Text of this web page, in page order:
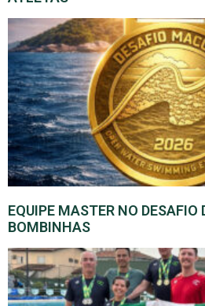
EQUIPE MASTER NO DESAFIO
BOMBINHAS